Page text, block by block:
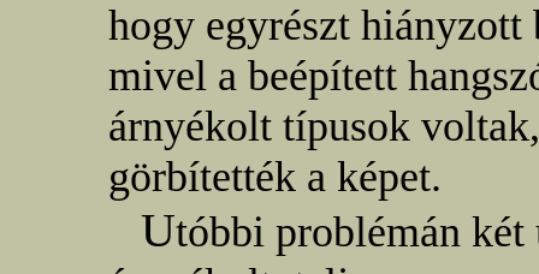
hogy egyrészt hiányzott
mivel a beépített
árnyékolt típusok
görbítették a képet.
Utóbbi problémán két